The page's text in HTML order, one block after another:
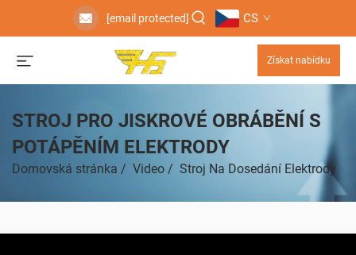
[email protected] CS
Získat nabídku
STROJ PRO JISKROVÉ OBRÁBĚNÍ S
POTÁPĚNÍM ELEKTRODY
Domovská stránka / Video / Stroj Na Dosedání Elektrody